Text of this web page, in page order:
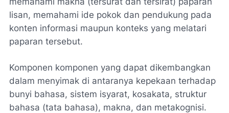
lisan, memahami ide pokok dan pendukung pada
konten informasi maupun konteks yang melatari
paparan tersebut.
Komponen komponen yang dapat dikembangkan
dalam menyimak di antaranya kepekaan terhadap
bunyi bahasa, sistem isyarat, kosakata, struktur
bahasa (tata bahasa), makna, dan metakognisi.